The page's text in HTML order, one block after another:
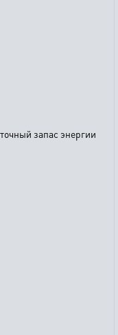
запас энергии